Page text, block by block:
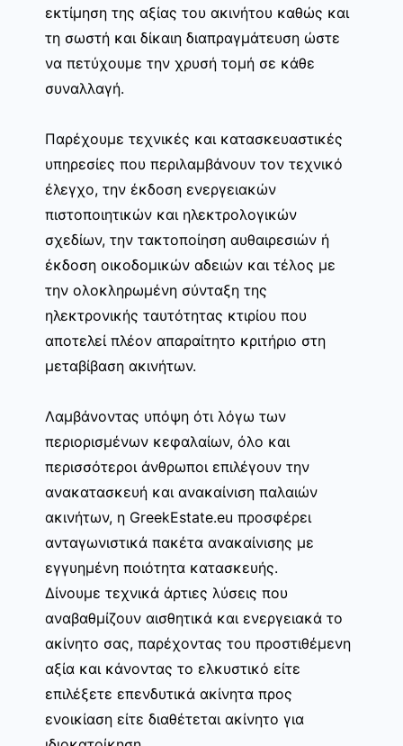
εκτίμηση της αξίας του ακινήτου καθώς και
τη σωστή και δίκαιη διαπραγμάτευση ώστε
να πετύχουμε την χρυσή τομή σε κάθε
συναλλαγή.
Παρέχουμε τεχνικές και κατασκευαστικές
υπηρεσίες που περιλαμβάνουν τον τεχνικό
έλεγχο, την έκδοση ενεργειακών
πιστοποιητικών και ηλεκτρολογικών
σχεδίων, την τακτοποίηση αυθαιρεσιών ή
έκδοση οικοδομικών αδειών και τέλος με
την ολοκληρωμένη σύνταξη της
ηλεκτρονικής ταυτότητας κτιρίου που
αποτελεί πλέον απαραίτητο κριτήριο στη
μεταβίβαση ακινήτων.
Λαμβάνοντας υπόψη ότι λόγω των
περιορισμένων κεφαλαίων, όλο και
περισσότεροι άνθρωποι επιλέγουν την
ανακατασκευή και ανακαίνιση παλαιών
ακινήτων, η GreekEstate.eu προσφέρει
ανταγωνιστικά πακέτα ανακαίνισης με
εγγυημένη ποιότητα κατασκευής.
Δίνουμε τεχνικά άρτιες λύσεις που
αναβαθμίζουν αισθητικά και ενεργειακά το
ακίνητο σας, παρέχοντας του προστιθέμενη
αξία και κάνοντας το ελκυστικό είτε
επιλέξετε επενδυτικά ακίνητα προς
ενοικίαση είτε διαθέτεται ακίνητο για